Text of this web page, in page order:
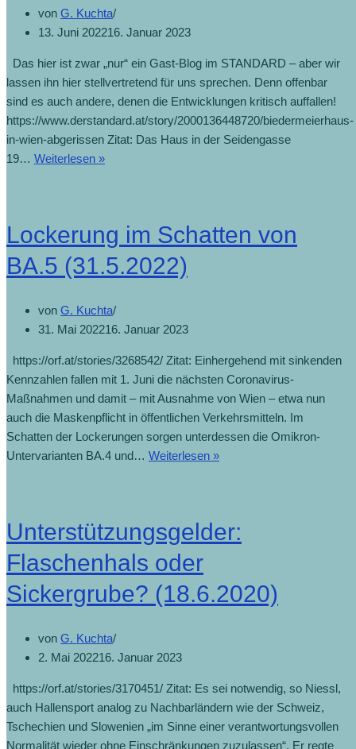
von G. Kuchta
13. Juni 202216. Januar 2023
Das hier ist zwar „nur“ ein Gast-Blog im STANDARD – aber wir
lassen ihn hier stellvertretend für uns sprechen. Denn offenbar
sind es auch andere, denen die Entwicklungen kritisch auffallen!
https://www.derstandard.at/story/2000136448720/biedermeierhaus-
in-wien-abgerissen Zitat: Das Haus in der Seidengasse
19… Weiterlesen »
Lockerung im Schatten von
BA.5 (31.5.2022)
von G. Kuchta
31. Mai 202216. Januar 2023
https://orf.at/stories/3268542/ Zitat: Einhergehend mit sinkenden
Kennzahlen fallen mit 1. Juni die nächsten Coronavirus-
Maßnahmen und damit – mit Ausnahme von Wien – etwa nun
auch die Maskenpflicht in öffentlichen Verkehrsmitteln. Im
Schatten der Lockerungen sorgen unterdessen die Omikron-
Untervarianten BA.4 und… Weiterlesen »
Unterstützungsgelder:
Flaschenhals oder
Sickergrube? (18.6.2020)
von G. Kuchta
2. Mai 202216. Januar 2023
https://orf.at/stories/3170451/ Zitat: Es sei notwendig, so Niessl,
auch Hallensport analog zu Nachbarländern wie der Schweiz,
Tschechien und Slowenien „im Sinne einer verantwortungsvollen
Normalität wieder ohne Einschränkungen zuzulassen“. Er regte